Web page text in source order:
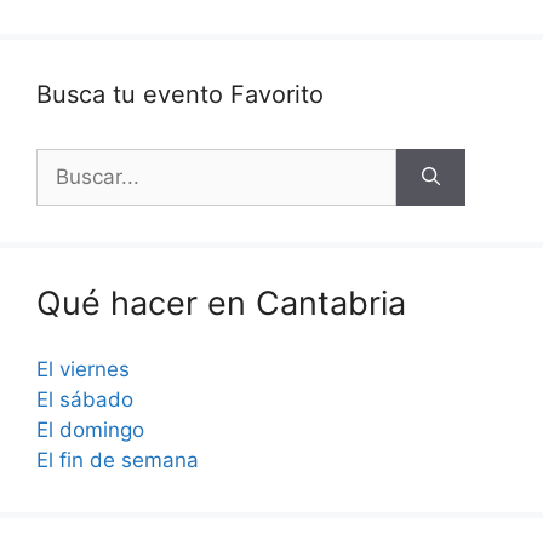
Busca tu evento Favorito
Buscar:
Qué hacer en Cantabria
El viernes
El sábado
El domingo
El fin de semana